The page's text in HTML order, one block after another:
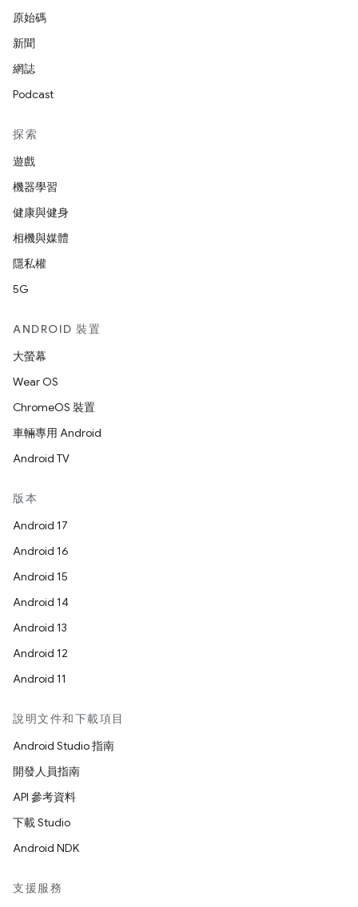
原始碼
新聞
網誌
Podcast
探索
遊戲
機器學習
健康與健身
相機與媒體
隱私權
5G
ANDROID 裝置
大螢幕
Wear OS
ChromeOS 裝置
車輛專用 Android
Android TV
版本
Android 17
Android 16
Android 15
Android 14
Android 13
Android 12
Android 11
說明文件和下載項目
Android Studio 指南
開發人員指南
API 參考資料
下載 Studio
Android NDK
支援服務